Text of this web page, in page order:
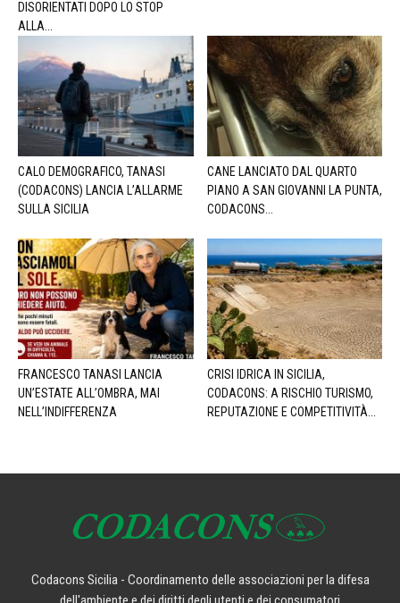
DISORIENTATI DOPO LO STOP
ALLA...
CALO DEMOGRAFICO, TANASI
(CODACONS) LANCIA L’ALLARME
SULLA SICILIA
CANE LANCIATO DAL QUARTO
PIANO A SAN GIOVANNI LA PUNTA,
CODACONS...
FRANCESCO TANASI LANCIA
UN’ESTATE ALL’OMBRA, MAI
NELL’INDIFFERENZA
CRISI IDRICA IN SICILIA,
CODACONS: A RISCHIO TURISMO,
REPUTAZIONE E COMPETITIVITÀ...
Codacons Sicilia - Coordinamento delle associazioni per la difesa